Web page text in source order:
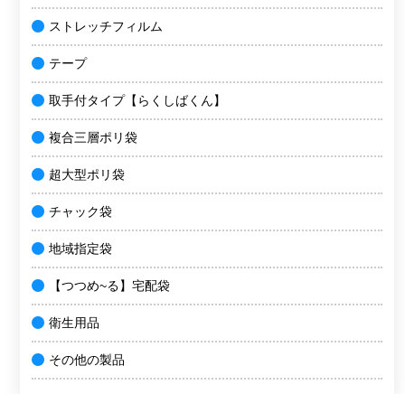
ストレッチフィルム
テープ
取手付タイプ【らくしばくん】
複合三層ポリ袋
超大型ポリ袋
チャック袋
地域指定袋
【つつめ~る】宅配袋
衛生用品
その他の製品